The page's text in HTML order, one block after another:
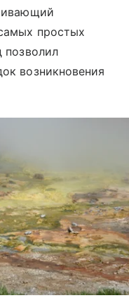
простых
позволил
возникновения